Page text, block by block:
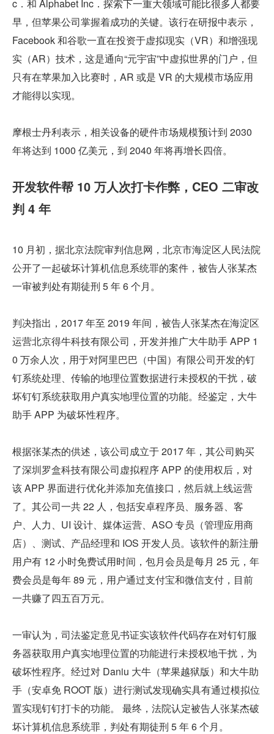
c．和 Alphabet Inc．探索下一重大领域可能比很多人都要
早，但苹果公司掌握着成功的关键。该行在研报中表示，
Facebook 和谷歌一直在投资于虚拟现实（VR）和增强现
实（AR）技术，这是通向“元宇宙”中虚拟世界的门户，但
只有在苹果加入比赛时，AR 或是 VR 的大规模市场应用
才能得以实现。
摩根士丹利表示，相关设备的硬件市场规模预计到 2030
年将达到 1000 亿美元，到 2040 年将再增长四倍。
开发软件帮 10 万人次打卡作弊，CEO 二审改
判 4 年
10 月初，据北京法院审判信息网，北京市海淀区人民法院
公开了一起破坏计算机信息系统罪的案件，被告人张某杰
一审被判处有期徒刑 5 年 6 个月。
判决指出，2017 年至 2019 年间，被告人张某杰在海淀区
运营北京得牛科技有限公司，开发并推广大牛助手 APP 1
0 万余人次，用于对阿里巴巴（中国）有限公司开发的钉
钉系统处理、传输的地理位置数据进行未授权的干扰，破
坏钉钉系统获取用户真实地理位置的功能。经鉴定，大牛
助手 APP 为破坏性程序。
根据张某杰的供述，该公司成立于 2017 年，其公司购买
了深圳罗盒科技有限公司虚拟程序 APP 的使用权后，对
该 APP 界面进行优化并添加充值接口，然后就上线运营
了。其公司一共 22 人，包括安卓程序员、服务器、客
户、人力、UI 设计、媒体运营、ASO 专员（管理应用商
店）、测试、产品经理和 IOS 开发人员。该软件的新注册
用户有 12 小时免费试用时间，包月会员是每月 25 元，年
费会员是每年 89 元，用户通过支付宝和微信支付，目前
一共赚了四五百万元。
一审认为，司法鉴定意见书证实该软件代码存在对钉钉服
务器获取用户真实地理位置的功能进行未授权地干扰，为
破坏性程序。经过对 Daniu 大牛（苹果越狱版）和大牛助
手（安卓免 ROOT 版）进行测试发现确实具有通过模拟位
置实现钉钉打卡的功能。 最终，法院认定被告人张某杰破
坏计算机信息系统罪，判处有期徒刑 5 年 6 个月。